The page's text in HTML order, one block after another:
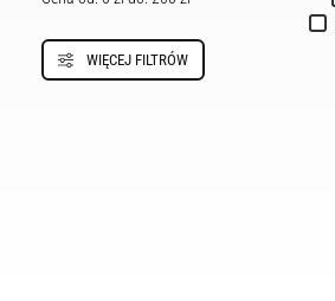
WIĘCEJ FILTRÓW